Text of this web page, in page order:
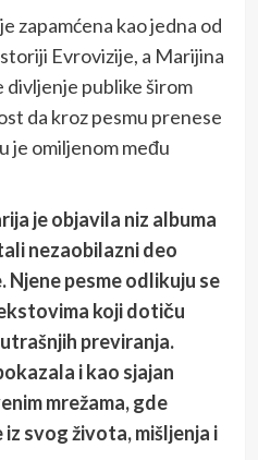
zapamćena kao jedna od
Evrovizije, a Marijina
publike širom
da kroz pesmu prenese
je omiljenom među
je objavila niz albuma
nezaobilazni deo
Njene pesme odlikuju se
koji dotiču
previranja.
i kao sjajan
mrežama, gde
svog života, mišljenja i